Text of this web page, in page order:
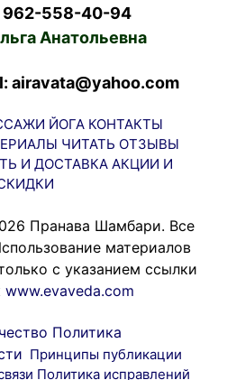
962-558-40-94
Анатольевна
airavata@yahoo.com
ЙОГА КОНТАКТЫ
ЧИТАТЬ ОТЗЫВЫ
И ДОСТАВКА АКЦИИ И
Пранава Шамбари. Все
материалов
с указанием ссылки
www.evaveda.com
Политика
Принципы публикации
Политика исправлений